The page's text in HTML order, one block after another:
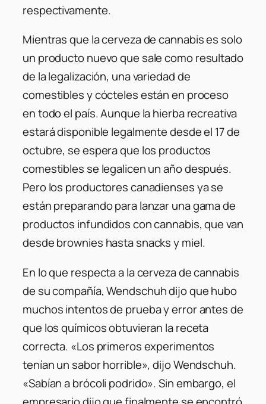
respectivamente.
Mientras que la cerveza de cannabis es solo
un producto nuevo que sale como resultado
de la legalización, una variedad de
comestibles y cócteles están en proceso
en todo el país. Aunque la hierba recreativa
estará disponible legalmente desde el 17 de
octubre, se espera que los productos
comestibles se legalicen un año después.
Pero los productores canadienses ya se
están preparando para lanzar una gama de
productos infundidos con cannabis, que van
desde brownies hasta snacks y miel.
En lo que respecta a la cerveza de cannabis
de su compañía, Wendschuh dijo que hubo
muchos intentos de prueba y error antes de
que los químicos obtuvieran la receta
correcta. «Los primeros experimentos
tenían un sabor horrible», dijo Wendschuh.
«Sabían a brócoli podrido». Sin embargo, el